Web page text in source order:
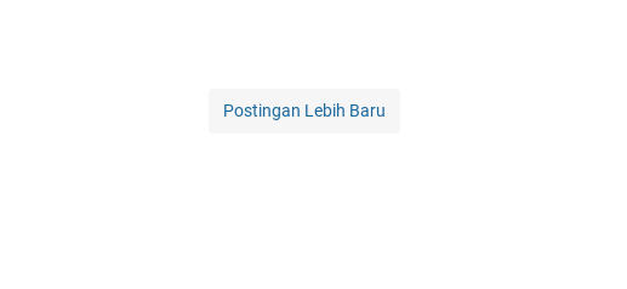
Postingan Lebih Baru